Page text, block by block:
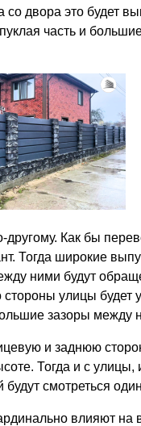
двора это будет
часть и
другому. Как бы
Тогда широкие
ними будут
улицы будет
зазоры между
и заднюю
Тогда и с улицы,
смотреться
влияют на